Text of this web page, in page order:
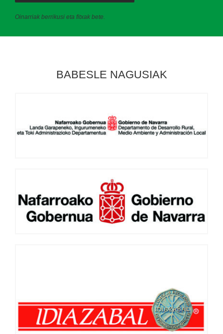
Oinarriak berrikusi eta fitxak bete.
BABESLE NAGUSIAK